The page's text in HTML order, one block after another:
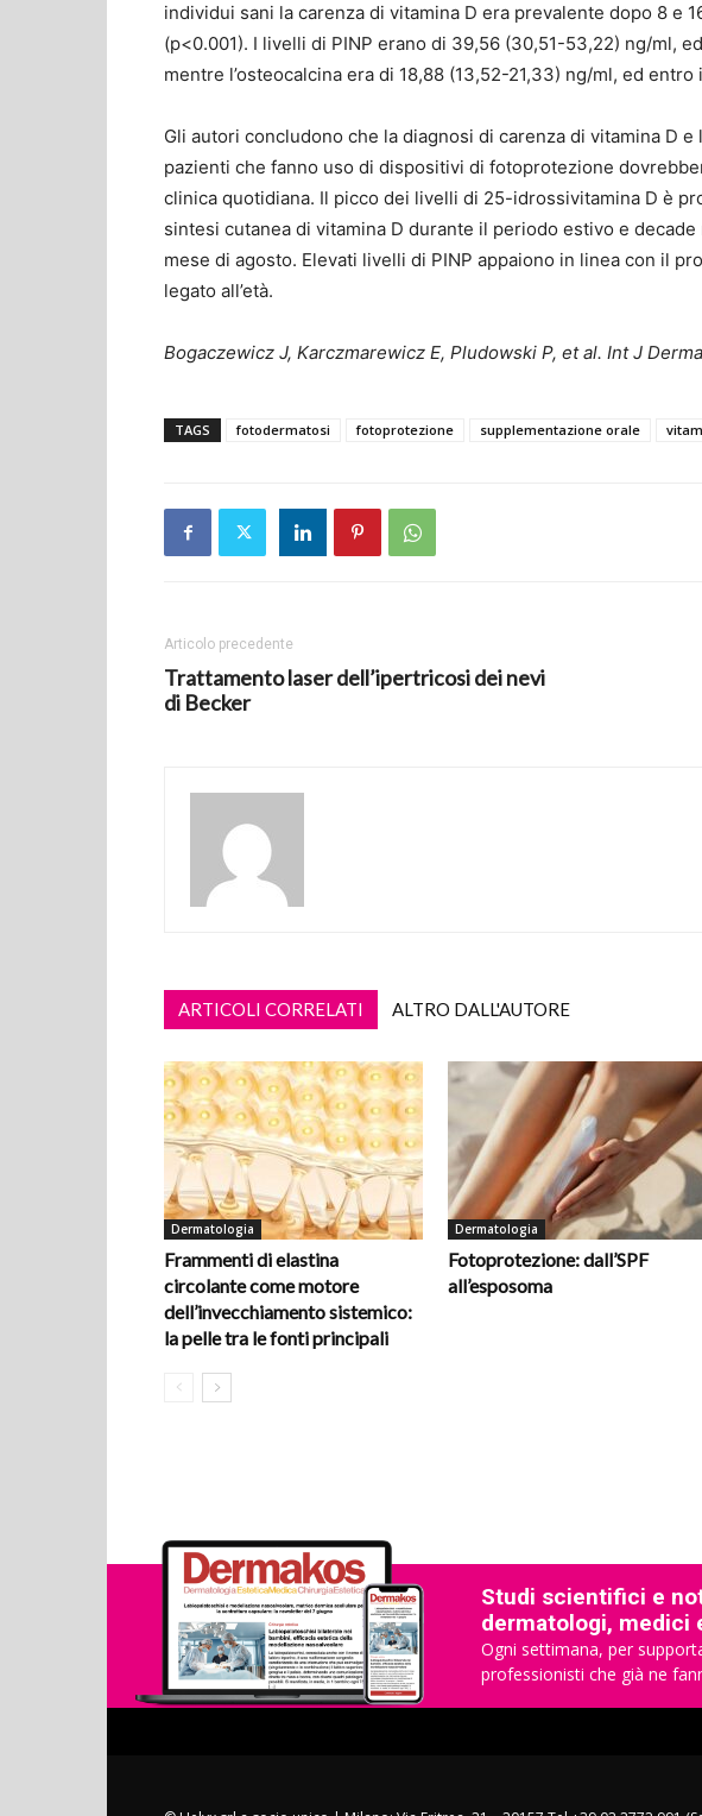
individui sani la carenza di vitamina D era prevalente dopo 8 e
(p<0.001). I livelli di PINP erano di 39,56 (30,51-53,22) ng/ml,
mentre l’osteocalcina era di 18,88 (13,52-21,33) ng/ml, ed
Gli autori concludono che la diagnosi di carenza di vitamina D
pazienti che fanno uso di dispositivi di fotoprotezione
clinica quotidiana. Il picco dei livelli di 25-idrossivitamina D è
sintesi cutanea di vitamina D durante il periodo estivo e
mese di agosto. Elevati livelli di PINP appaiono in linea con il
legato all’età.
Bogaczewicz J, Karczmarewicz E, Pludowski P, et al. Int J
TAGS fotodermatosi fotoprotezione supplementazione orale
Articolo precedente
Trattamento laser dell’ipertricosi dei nevi
di Becker
ARTICOLI CORRELATI ALTRO DALL'AUTORE
Dermatologia
Frammenti di elastina
circolante come motore
dell’invecchiamento sistemico:
la pelle tra le fonti principali
Dermatologia
Fotoprotezione: dall’SPF
all’esposoma
Studi scientifici e
dermatologi, medici
Ogni settimana, per
professionisti che già ne